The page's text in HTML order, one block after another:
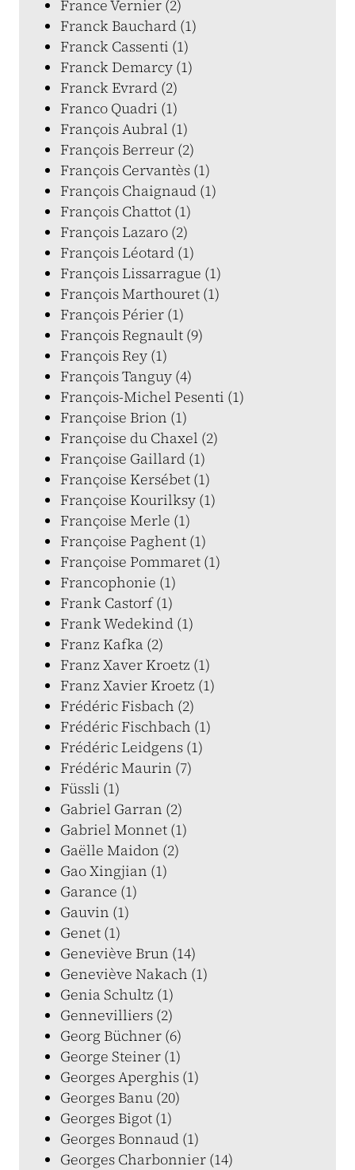
France Vernier (2)
Franck Bauchard (1)
Franck Cassenti (1)
Franck Demarcy (1)
Franck Evrard (2)
Franco Quadri (1)
François Aubral (1)
François Berreur (2)
François Cervantès (1)
François Chaignaud (1)
François Chattot (1)
François Lazaro (2)
François Léotard (1)
François Lissarrague (1)
François Marthouret (1)
François Périer (1)
François Regnault (9)
François Rey (1)
François Tanguy (4)
François-Michel Pesenti (1)
Françoise Brion (1)
Françoise du Chaxel (2)
Françoise Gaillard (1)
Françoise Kersébet (1)
Françoise Kourilksy (1)
Françoise Merle (1)
Françoise Paghent (1)
Françoise Pommaret (1)
Francophonie (1)
Frank Castorf (1)
Frank Wedekind (1)
Franz Kafka (2)
Franz Xaver Kroetz (1)
Franz Xavier Kroetz (1)
Frédéric Fisbach (2)
Frédéric Fischbach (1)
Frédéric Leidgens (1)
Frédéric Maurin (7)
Füssli (1)
Gabriel Garran (2)
Gabriel Monnet (1)
Gaëlle Maidon (2)
Gao Xingjian (1)
Garance (1)
Gauvin (1)
Genet (1)
Geneviève Brun (14)
Geneviève Nakach (1)
Genia Schultz (1)
Gennevilliers (2)
Georg Büchner (6)
George Steiner (1)
Georges Aperghis (1)
Georges Banu (20)
Georges Bigot (1)
Georges Bonnaud (1)
Georges Charbonnier (14)